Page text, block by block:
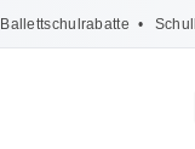
Ballettschulrabatte •